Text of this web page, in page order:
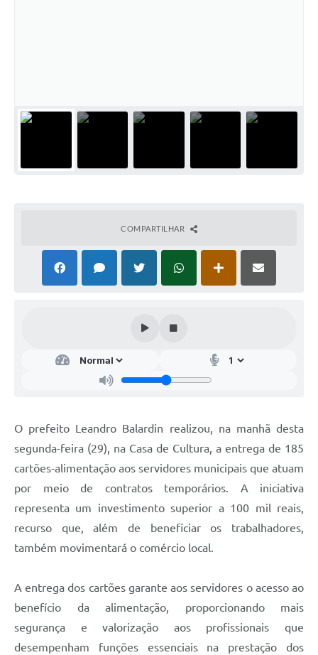
Telefones Úteis
COMPARTILHAR
O prefeito Leandro Balardin realizou, na manhã desta
segunda-feira (29), na Casa de Cultura, a entrega de 185
cartões-alimentação aos servidores municipais que atuam
por meio de contratos temporários. A iniciativa
representa um investimento superior a 100 mil reais,
recurso que, além de beneficiar os trabalhadores,
também movimentará o comércio local.
A entrega dos cartões garante aos servidores o acesso ao
benefício da alimentação, proporcionando mais
segurança e valorização aos profissionais que
desempenham funções essenciais na prestação dos